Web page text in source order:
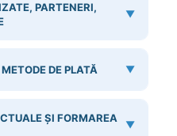
PARTENERI,
▼
DE PLATĂ ▼
ȘI FORMAREA
▼